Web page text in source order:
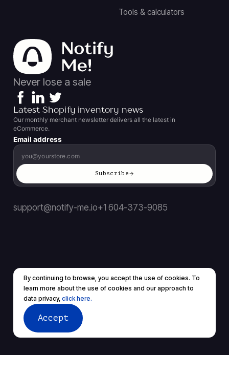
By continuing to browse, you accept the use of cookies. To
learn more about the use of cookies and our approach to
data privacy, click here.
Accept
Tools & calculators
Never lose a sale
Latest Shopify inventory news
Our monthly merchant newsletter delivers all the latest in
eCommerce.
Email address
Subscribe
support@notify-me.io+1 604-373-9085
© 2026 All rights reserved.
Terms of servicePrivacy policy